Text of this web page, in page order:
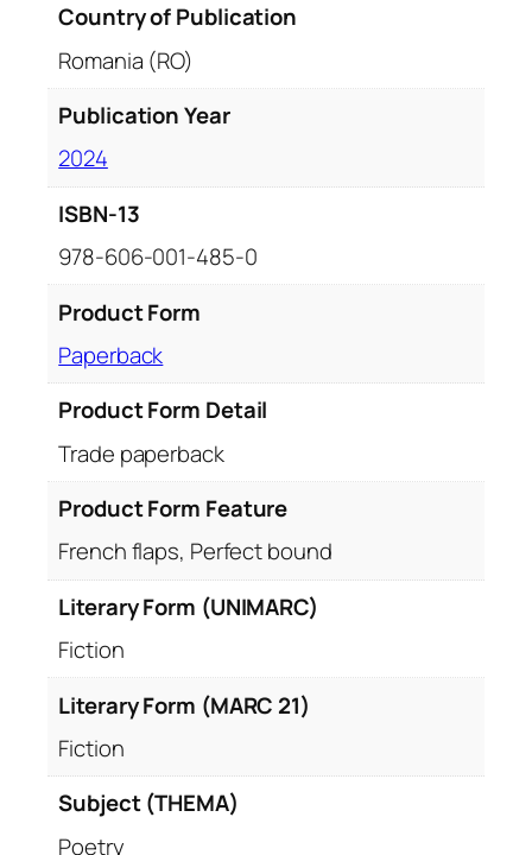
Country of Publication
Romania (RO)
Publication Year
2024
ISBN-13
978-606-001-485-0
Product Form
Paperback
Product Form Detail
Trade paperback
Product Form Feature
French flaps, Perfect bound
Literary Form (UNIMARC)
Fiction
Literary Form (MARC 21)
Fiction
Subject (THEMA)
Poetry